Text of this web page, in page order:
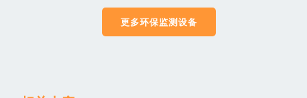
更多环保监测设备